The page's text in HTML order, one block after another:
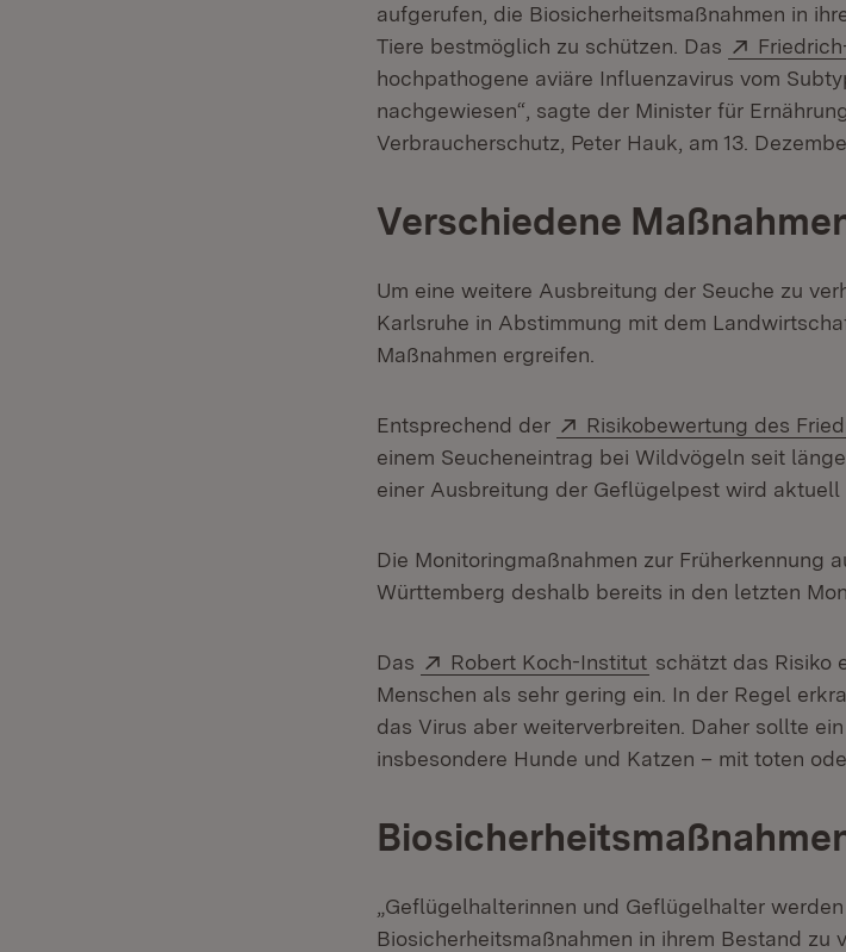
aufgerufen, die Biosicherheitsmaßnahmen in
Tiere bestmöglich zu schützen. Das
Extern:
hochpathogene aviäre Influenzavirus vom
nachgewiesen“, sagte der Minister für
Verbraucherschutz, Peter Hauk, am 13.
Verschiedene
Um eine weitere Ausbreitung der Seuche zu
Karlsruhe in Abstimmung mit dem
Maßnahmen ergreifen.
Entsprechend der Extern:
Risikobewertung des
einem Seucheneintrag bei Wildvögeln seit
einer Ausbreitung der Geflügelpest wird
Die Monitoringmaßnahmen zur Früherkennung
Württemberg deshalb bereits in den letzten
Das Extern:
Robert Koch-Institut (Öffnet in neuem
schätzt das Risiko
Menschen als sehr gering ein. In der Regel
das Virus aber weiterverbreiten. Daher sollte
insbesondere Hunde und Katzen – mit toten
„Geflügelhalterinnen und Geflügelhalter
Biosicherheitsmaßnahmen in ihrem Bestand zu